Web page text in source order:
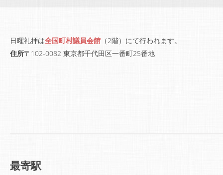
日曜礼拝は全国町村議員会館 （2階）にて行われます。
住所〒102-0082 東京都千代田区一番町25番地
最寄駅